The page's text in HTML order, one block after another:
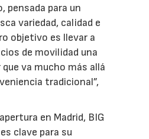
pensada para un
variedad, calidad e
objetivo es llevar a
de movilidad una
va mucho más allá
tradicional”,
en Madrid, BIG
clave para su